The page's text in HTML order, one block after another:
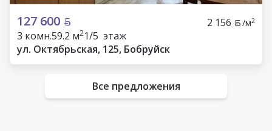
127 600 2 156 /м2
3 комн.59.2 м21/5 этаж
ул. Октябрьская, 125, Бобруйск
Все предложения